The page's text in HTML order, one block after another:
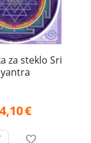
za steklo Sri
yantra
4,10€